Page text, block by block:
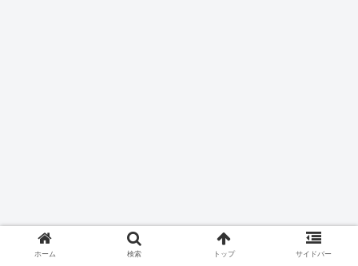
ホーム 検索 トップ サイドバー